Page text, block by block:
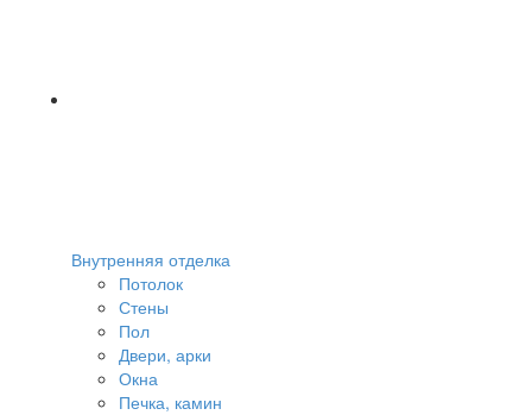
Внутренняя отделка
Потолок
Стены
Пол
Двери, арки
Окна
Печка, камин